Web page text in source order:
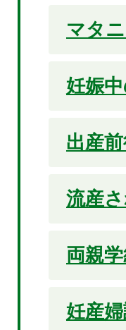
マタ
妊娠
出産
流産
両親学
妊産